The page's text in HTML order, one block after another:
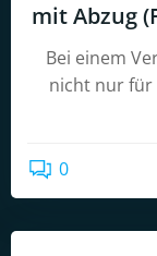
mit Abzug
Bei einem
nicht nur für
0